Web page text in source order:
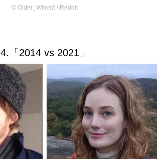
© Older_Wiser2 / Reddit
4.「2014 vs 2021」